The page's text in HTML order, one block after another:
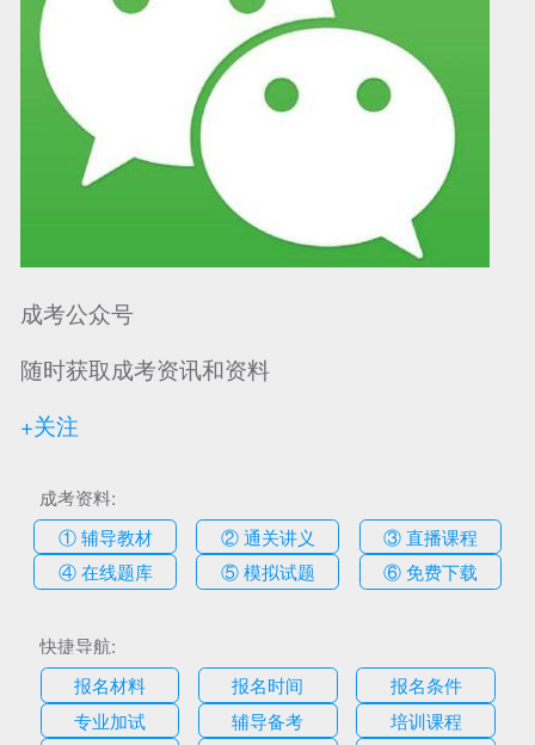
可信网站信用评 网络警察提醒你 诚信网站
成考公众号
随时获取成考资讯和资料
+关注
成考资料:
① 辅导教材
② 通关讲义
③ 直播课程
④ 在线题库
⑤ 模拟试题 ⑥ 免费下载
快捷导航:
报名材料
报名时间
报名条件
专业加试
辅导备考
培训课程